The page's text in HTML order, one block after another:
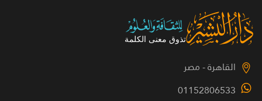
القاهرة - مصر
01152806533